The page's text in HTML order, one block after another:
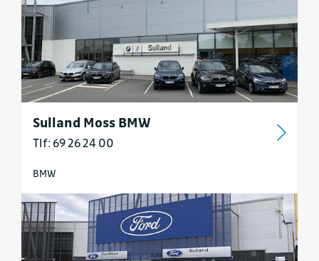
Sulland Moss BMW
Tlf: 69 26 24 00
BMW